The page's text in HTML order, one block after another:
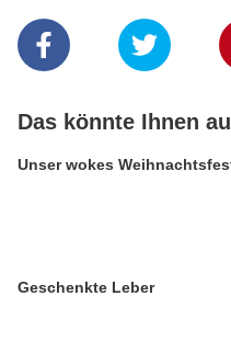
Das könnte Ihnen
Unser wokes
Geschenkte Leber